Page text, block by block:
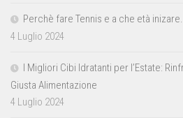
Perchè fare Tennis e a che età inizare.
4 Luglio 2024
I Migliori Cibi Idratanti per l’Estate:
Giusta Alimentazione
4 Luglio 2024